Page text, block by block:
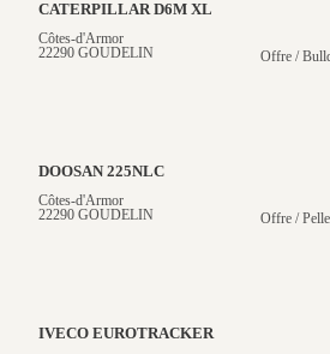
CATERPILLAR D6M XL
Côtes-d'Armor
22290 GOUDELIN
Offre /
DOOSAN 225NLC
Côtes-d'Armor
22290 GOUDELIN
Offre /
IVECO EUROTRACKER